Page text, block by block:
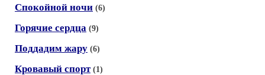
Спокойной ночи (6)
Горячие сердца (9)
Поддадим жару (6)
Кровавый спорт (1)